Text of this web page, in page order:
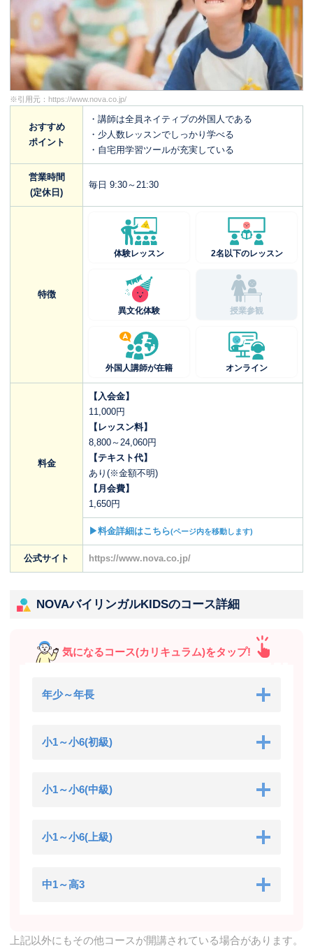
※引用元： https://www.nova.co.jp/
おすすめ
ポイント
・講師は全員ネイティブの外国人である
・少人数レッスンでしっかり学べる
・自宅用学習ツールが充実している
営業時間
(定休日)
毎日 9:30～21:30
特徴
体験レッスン 2名以下のレッスン
異文化体験 授業参観
外国人講師が在籍 オンライン
料金
【入会金】
11,000円
【レッスン料】
8,800～24,060円
【テキスト代】
あり(※金額不明)
【月会費】
1,650円
▶料金詳細はこちら(ページ内を移動します)
公式サイト https://www.nova.co.jp/
NOVAバイリンガルKIDSのコース詳細
気になるコース(カリキュラム)をタップ!
年少～年長
小1～小6(初級)
小1～小6(中級)
小1～小6(上級)
中1～高3
上記以外にもその他コースが開講されている場合があります。